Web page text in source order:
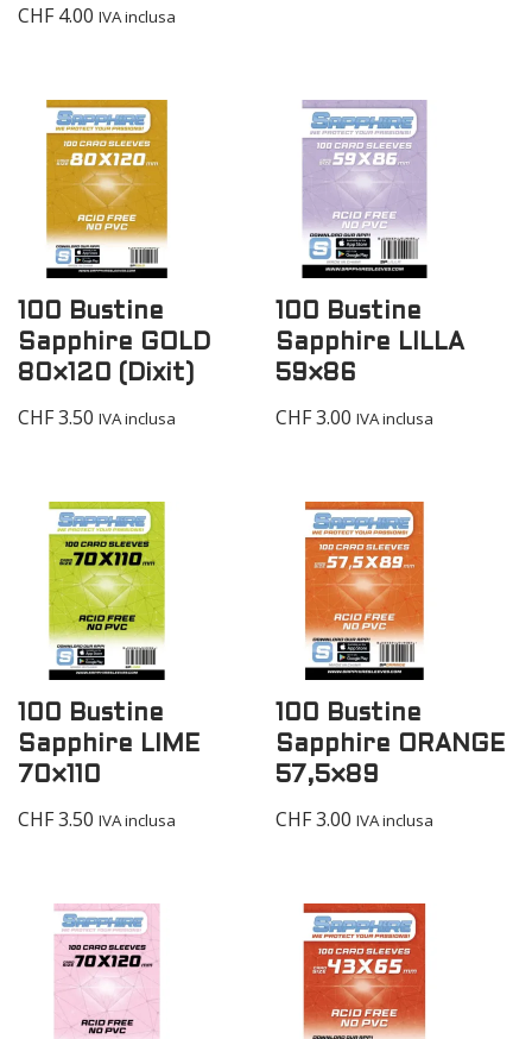
CHF4.00 IVA inclusa
100 Bustine
Sapphire GOLD
80×120 (Dixit)
CHF3.50 IVA inclusa
100 Bustine
Sapphire LILLA
59×86
CHF3.00 IVA inclusa
100 Bustine
Sapphire LIME
70×110
CHF3.50 IVA inclusa
100 Bustine
Sapphire ORANGE
57,5×89
CHF3.00 IVA inclusa